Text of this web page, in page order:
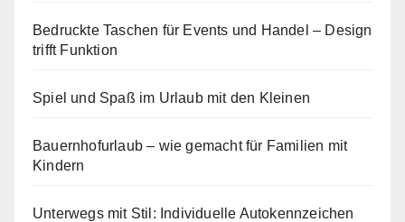
Bedruckte Taschen für Events und Handel – Design
trifft Funktion
Spiel und Spaß im Urlaub mit den Kleinen
Bauernhofurlaub – wie gemacht für Familien mit
Kindern
Unterwegs mit Stil: Individuelle Autokennzeichen